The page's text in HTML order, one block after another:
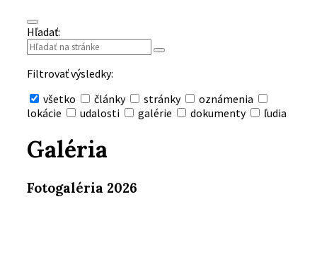
Hľadať:
Filtrovať výsledky:
všetko
články stránky
oznámenia
lokácie
udalosti galérie dokumenty ľudia
vyhľadávanie
Galéria
Fotogaléria 2026